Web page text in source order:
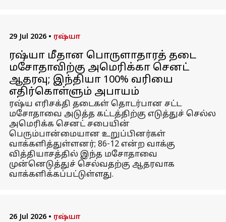
29 Jul 2026 • ரஷ்யா
ரஷ்யா மீதான பொருளாதாரத் தடை
மசோதாவிற்கு அமெரிக்கா செனட்
ஆதரவு; இந்தியா 100% வரியை
எதிர்கொள்ளும் அபாயம்
ரஷ்ய எரிசக்தி தடைகள் தொடர்பான சட்ட
மசோதாவை அடுத்த கட்டத்திற்கு எடுத்துச் செல்ல
அமெரிக்க செனட் சபையின்
பெரும்பான்மையான உறுப்பினர்கள்
வாக்களித்துள்ளனர்; 86-12 என்ற வாக்கு
வித்தியாசத்தில் இந்த மசோதாவை
முன்னெடுத்துச் செல்வதற்கு ஆதரவாக
வாக்களிக்கப்பட்டுள்ளது.
26 Jul 2026 • ரஷ்யா